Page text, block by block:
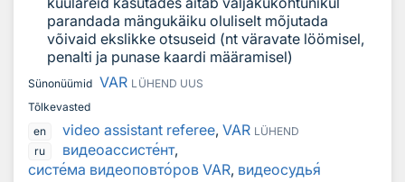
parandada mängukäiku oluliselt mõjutada
võivaid ekslikke otsuseid (nt väravate löömisel,
penalti ja punase kaardi määramisel)
Sünonüümid VAR LÜHEND UUS
Tõlkevasted
en
video assistant referee, VAR LÜHEND
ru
видеоассистент,
система видеоповторов VAR, видеосудья